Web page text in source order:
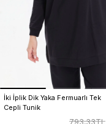
İki İplik Dik Yaka Fermuarlı Tek
Cepli Tunik
793,33TL